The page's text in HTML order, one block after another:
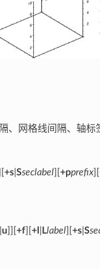
、网格线间隔、轴
+s| Sseclabel][ +pprefix][
u +f][ +l Llabel][ +s| S